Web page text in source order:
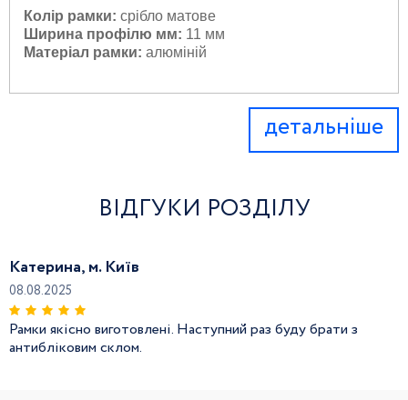
Колір рамки: срібло матове
Ширина профілю мм: 11 мм
Матеріал рамки: алюміній
детальніше
ВІДГУКИ РОЗДІЛУ
Катерина, м. Київ
08.08.2025
Рамки якісно виготовлені. Наступний раз буду брати з
антибліковим склом.